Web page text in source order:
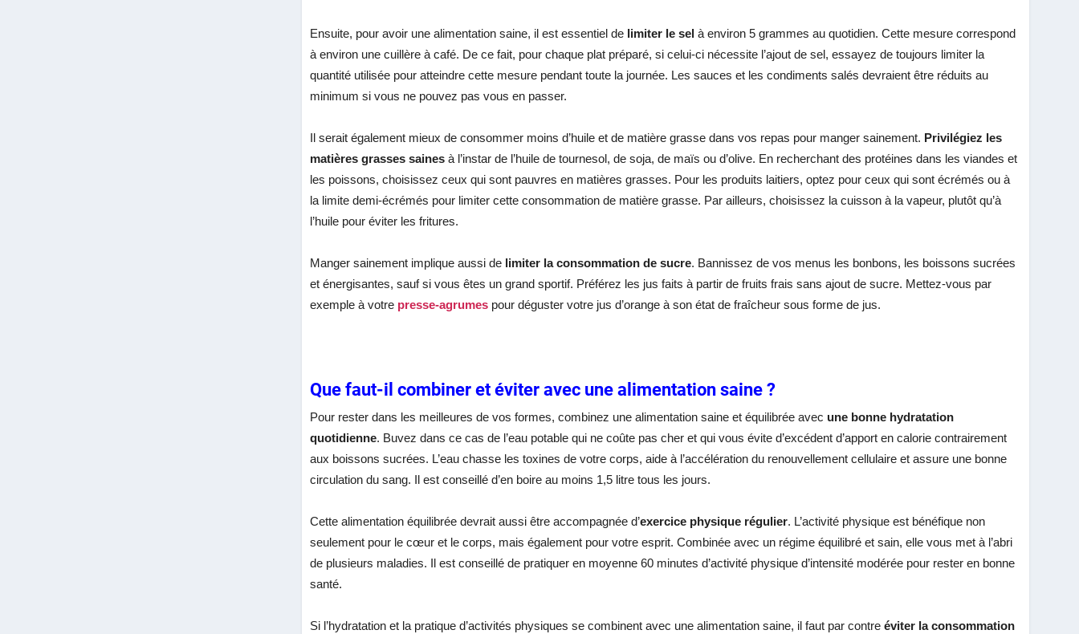
Ensuite, pour avoir une alimentation saine, il est essentiel de limiter le sel à environ 5 grammes au quotidien. Cette mesure correspond
à environ une cuillère à café. De ce fait, pour chaque plat préparé, si celui-ci nécessite l’ajout de sel, essayez de toujours limiter la
quantité utilisée pour atteindre cette mesure pendant toute la journée. Les sauces et les condiments salés devraient être réduits au
minimum si vous ne pouvez pas vous en passer.
Il serait également mieux de consommer moins d’huile et de matière grasse dans vos repas pour manger sainement. Privilégiez les
matières grasses saines à l’instar de l’huile de tournesol, de soja, de maïs ou d’olive. En recherchant des protéines dans les viandes et
les poissons, choisissez ceux qui sont pauvres en matières grasses. Pour les produits laitiers, optez pour ceux qui sont écrémés ou à
la limite demi-écrémés pour limiter cette consommation de matière grasse. Par ailleurs, choisissez la cuisson à la vapeur, plutôt qu’à
l’huile pour éviter les fritures.
Manger sainement implique aussi de limiter la consommation de sucre. Bannissez de vos menus les bonbons, les boissons sucrées
et énergisantes, sauf si vous êtes un grand sportif. Préférez les jus faits à partir de fruits frais sans ajout de sucre. Mettez-vous par
exemple à votre presse-agrumes pour déguster votre jus d’orange à son état de fraîcheur sous forme de jus.
Que faut-il combiner et éviter avec une alimentation saine ?
Pour rester dans les meilleures de vos formes, combinez une alimentation saine et équilibrée avec une bonne hydratation
quotidienne. Buvez dans ce cas de l’eau potable qui ne coûte pas cher et qui vous évite d’excédent d’apport en calorie contrairement
aux boissons sucrées. L’eau chasse les toxines de votre corps, aide à l’accélération du renouvellement cellulaire et assure une bonne
circulation du sang. Il est conseillé d’en boire au moins 1,5 litre tous les jours.
Cette alimentation équilibrée devrait aussi être accompagnée d’exercice physique régulier. L’activité physique est bénéfique non
seulement pour le cœur et le corps, mais également pour votre esprit. Combinée avec un régime équilibré et sain, elle vous met à l’abri
de plusieurs maladies. Il est conseillé de pratiquer en moyenne 60 minutes d’activité physique d’intensité modérée pour rester en bonne
santé.
Si l’hydratation et la pratique d’activités physiques se combinent avec une alimentation saine, il faut par contreéviter la consommation